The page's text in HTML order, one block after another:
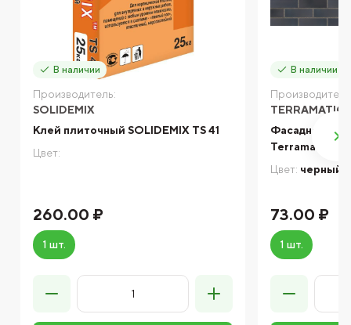
В наличии
Производитель:
SOLIDEMIX
Клей плиточный SOLIDEMIX TS 41
Цвет:
260.00 ₽
1 шт.
В наличии
TERRAMATIC
Фасадная
Terramatic
Цвет: черный
73.00 ₽
1 шт.